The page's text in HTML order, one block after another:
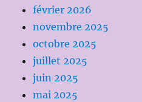
février 2026
novembre 2025
octobre 2025
juillet 2025
juin 2025
mai 2025